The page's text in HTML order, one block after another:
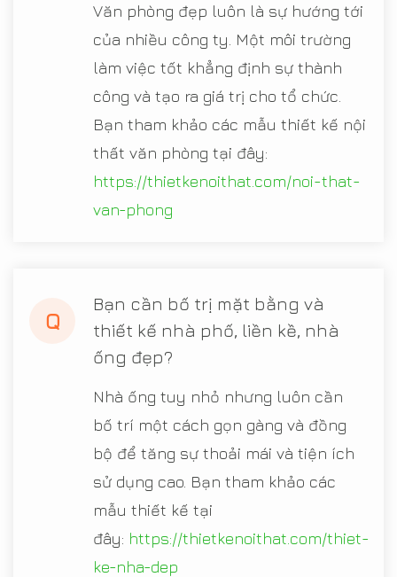
Văn phòng đẹp luôn là sự hướng tới
của nhiều công ty. Một môi trường
làm việc tốt khẳng định sự thành
công và tạo ra giá trị cho tổ chức.
Bạn tham khảo các mẫu thiết kế nội
thất văn phòng tại đây:
https://thietkenoithat.com/noi-that-
van-phong
Q
Bạn cần bố trị mặt bằng và
thiết kế nhà phố, liền kề, nhà
ống đẹp?
Nhà ống tuy nhỏ nhưng luôn cần
bố trí một cách gọn gàng và đồng
bộ để tăng sự thoải mái và tiện ích
sử dụng cao. Bạn tham khảo các
mẫu thiết kế tại
đây: https://thietkenoithat.com/thiet-
ke-nha-dep